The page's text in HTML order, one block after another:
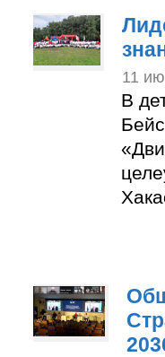
11
В